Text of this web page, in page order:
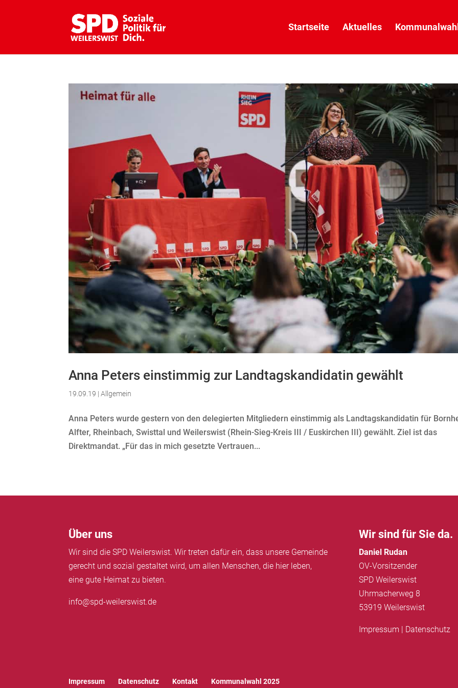
Startseite Aktuelles
Anna Peters einstimmig zur Landtagskandidatin gewählt
19.09.19 |Allgemein
Anna Peters wurde gestern von den delegierten Mitgliedern einstimmig als Landtagskandidatin für
Alfter, Rheinbach, Swisttal und Weilerswist (Rhein-Sieg-Kreis III / Euskirchen III) gewählt. Ziel ist das
Direktmandat. „Für das in mich gesetzte Vertrauen...
Über uns
Wir sind die SPD Weilerswist. Wir treten dafür ein, dass unsere Gemeinde
gerecht und sozial gestaltet wird, um allen Menschen, die hier leben,
eine gute Heimat zu bieten.
info@spd-weilerswist.de
Wir sind für Sie da.
Daniel Rudan
OV-Vorsitzender
SPD Weilerswist
Uhrmacherweg 8
53919 Weilerswist
Impressum | Datenschutz
Impressum Datenschutz Kontakt Kommunalwahl 2025